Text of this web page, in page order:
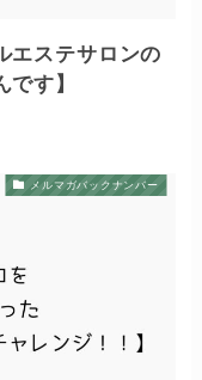
エステサロンの
す】
メルマガバックナンバー